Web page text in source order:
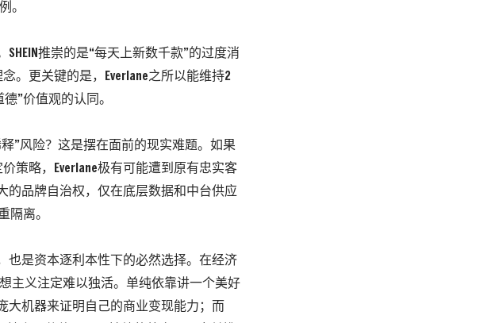
。
SHEIN推崇的是“每天上新数千款”的过度消
。更关键的是，Everlane之所以能维持2
”价值观的认同。
释”风险？这是摆在面前的现实难题。如果
策略，Everlane极有可能遭到原有忠实客
的品牌自治权，仅在底层数据和中台供应
隔离。
也是资本逐利本性下的必然选择。在经济
主义注定难以独活。单纯依靠讲一个美好
大机器来证明自己的商业变现能力；而